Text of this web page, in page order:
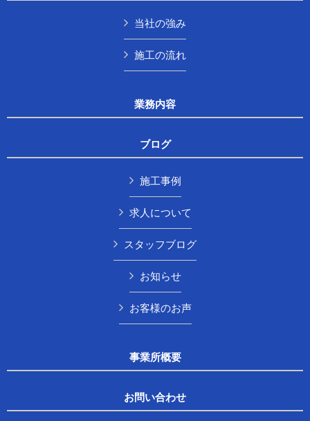
当社の強み
施工の流れ
業務内容
ブログ
施工事例
求人について
スタッフブログ
お知らせ
お客様のお声
事業所概要
お問い合わせ